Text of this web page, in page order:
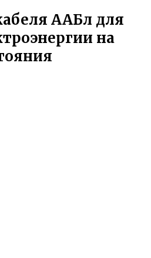
ААБл для
на